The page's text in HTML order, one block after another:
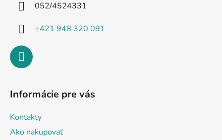
052/4524331
+421 948 320 091
Informácie pre vás
Kontakty
Ako nakupovať